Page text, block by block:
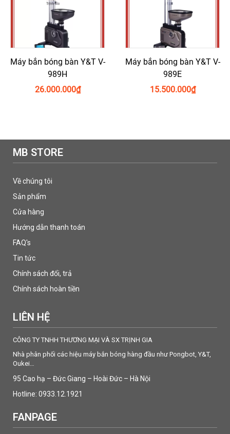
Máy bắn bóng bàn Y&T V-
989H
₫
26.000.000
Máy bắn bóng bàn Y&T V-
989E
₫
15.500.000
MB STORE
Về chúng tôi
Sản phẩm
Cửa hàng
Hướng dẫn thanh toán
FAQ's
Tin tức
Chính sách đổi, trả
Chính sách hoàn tiền
LIÊN HỆ
CÔNG TY TNHH THƯƠNG MẠI VÀ SX TRỊNH GIA
Nhà phân phối các hiệu máy bắn bóng hàng đầu như Pongbot, Y&T,
Oukei…
95 Cao hạ – Đức Giang – Hoài Đức – Hà Nội
Hotline: 0933.12.1921
FANPAGE